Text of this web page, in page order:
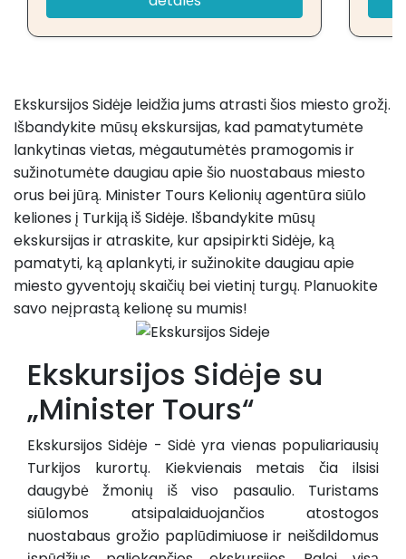
Ekskursijos Sidėje leidžia jums atrasti šios miesto grožį.
Išbandykite mūsų ekskursijas, kad pamatytumėte
lankytinas vietas, mėgautumėtės pramogomis ir
sužinotumėte daugiau apie šio nuostabaus miesto
orus bei jūrą. Minister Tours Kelionių agentūra siūlo
keliones į Turkiją iš Sidėje. Išbandykite mūsų
ekskursijas ir atraskite, kur apsipirkti Sidėje, ką
pamatyti, ką aplankyti, ir sužinokite daugiau apie
miesto gyventojų skaičių bei vietinį turgų. Planuokite
savo neįprastą kelionę su mumis!
Ekskursijos Sidėje su
„Minister Tours“
Ekskursijos Sidėje - Sidė yra vienas populiariausių
Turkijos kurortų. Kiekvienais metais čia ilsisi
daugybė žmonių iš viso pasaulio. Turistams
siūlomos atsipalaiduojančios atostogos
nuostabaus grožio paplūdimiuose ir neišdildomus